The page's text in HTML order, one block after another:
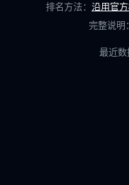
排名方法： 沿用官
完整说明：
最近数